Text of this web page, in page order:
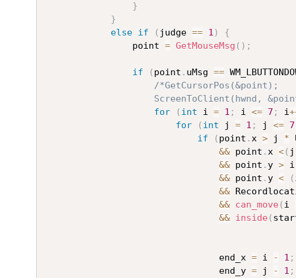
}
}
else if ( judge == 1 )
{
				point
= GetMouseMsg ( ) ;
if ( point . uMsg ==
/*GetCursorPos(&point);
ScreenToClient(hwnd,
for
( int i = 1 ; i <= 7 ; i
for
( int j = 1 ; j <= 7
if
( point .x > j *
&& point .x <( j
&& point . y > i
&& point . y < (
&&
&& can_move( i
&& inside(
								end_x
= i - 1 ;
								end_y
= j - 1 ;